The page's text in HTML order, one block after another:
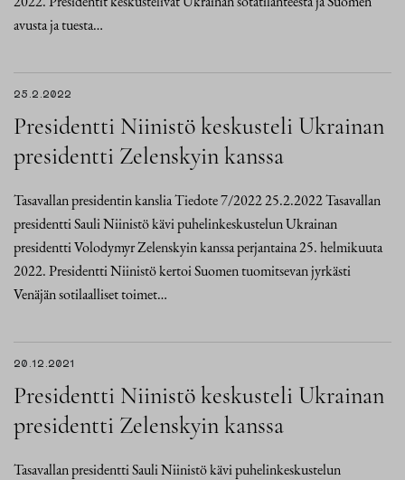
avusta ja tuesta…
25.2.2022
Presidentti Niinistö keskusteli Ukrainan
presidentti Zelenskyin kanssa
Tasavallan presidentin kanslia Tiedote 7/2022 25.2.2022 Tasavallan
presidentti Sauli Niinistö kävi puhelinkeskustelun Ukrainan
presidentti Volodymyr Zelenskyin kanssa perjantaina 25. helmikuuta
2022. Presidentti Niinistö kertoi Suomen tuomitsevan jyrkästi
Venäjän sotilaalliset toimet…
20.12.2021
Presidentti Niinistö keskusteli Ukrainan
presidentti Zelenskyin kanssa
Tasavallan presidentti Sauli Niinistö kävi puhelinkeskustelun